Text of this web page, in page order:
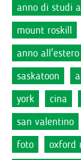
anno di studi
mount roskill
anno
saskatoon
york
cina
san valentino
foto
oxford